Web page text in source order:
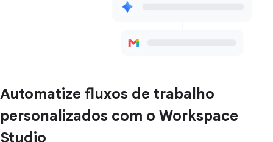
Automatize fluxos de trabalho
personalizados com o Workspace
Studio